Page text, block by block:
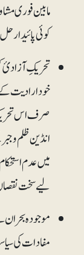
مابین فوری
کوئی پائیدار
تحریکِ آزادیٔ
خودارادیت کے
صرف اس
انڈین ظلم و
میں عدم
لیے سخت
موجودہ بحران
مفادات کی